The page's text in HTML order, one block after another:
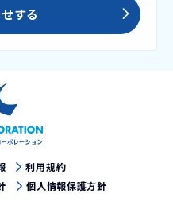
する
利用規約
個人情報保護方針